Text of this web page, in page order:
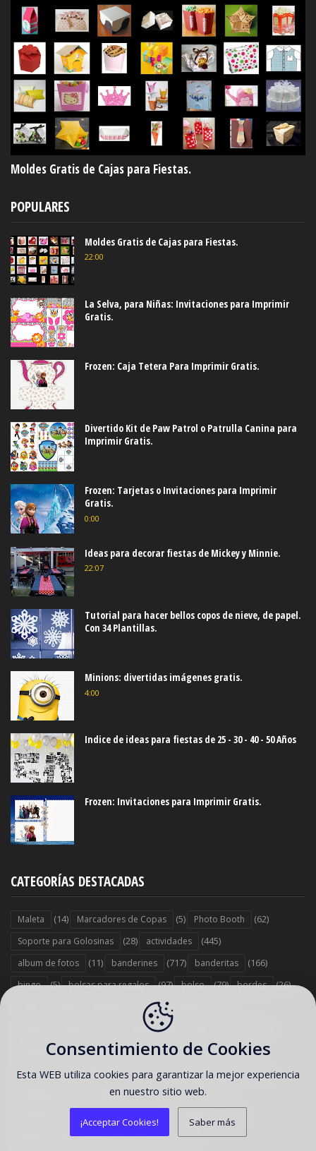
Moldes Gratis de Cajas para Fiestas.
POPULARES
Moldes Gratis de Cajas para Fiestas.
22:00
La Selva, para Niñas: Invitaciones para Imprimir
Gratis.
Frozen: Caja Tetera Para Imprimir Gratis.
Divertido Kit de Paw Patrol o Patrulla Canina para
Imprimir Gratis.
Frozen: Tarjetas o Invitaciones para Imprimir
Gratis.
0:00
Ideas para decorar fiestas de Mickey y Minnie.
22:07
Tutorial para hacer bellos copos de nieve, de papel.
Con 34 Plantillas.
Minions: divertidas imágenes gratis.
4:00
Indice de ideas para fiestas de 25 - 30 - 40 - 50 Años
Frozen: Invitaciones para Imprimir Gratis.
CATEGORÍAS DESTACADAS
Maleta (14) Marcadores de Copas (5) Photo Booth (62)
Soporte para Golosinas (28) actividades (445)
album de fotos (11) banderines (717) banderitas (166)
bingo (5) bolsas para regalos (97) bolso (79) bordes (26)
(258) carruajes
comida salada
cuadernos (34) cupones (6) decoración de uñas (24)
diarios (34) diploma (2) disfraz (238) dulcero (1454)
etiquetas (2975) fondos
galería postres y reposteria (152)
(64) galletas (17) globos (24)
Consentimiento de Cookies
Esta WEB utiliza cookies para garantizar la mejor experiencia
en nuestro sitio web.
¡Acceptar Cookies! Saber más